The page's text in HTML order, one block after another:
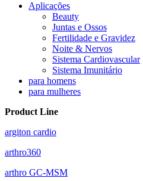
Aplicações
Beauty
Juntas e Ossos
Fertilidade e Gravidez
Noite & Nervos
Sistema Cardiovascular
Sistema Imunitário
para homens
para mulheres
Product Line
argiton cardio
arthro360
arthro GC-MSM